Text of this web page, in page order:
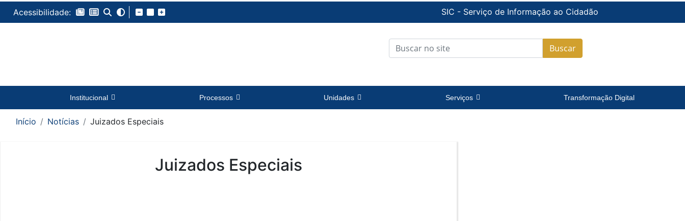
Acessibilidade: SIC - Serviço de Informação ao Cidadão
Buscar
Institucional Processos Unidades Serviços Transformação Digital
Início Notícias Juizados Especiais
Juizados Especiais